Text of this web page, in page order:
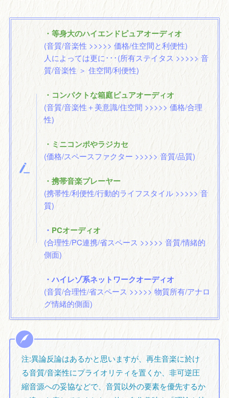
・等身大のハイエンドピュアオーディオ
(音質/音楽性 >>>>> 価格/住空間と利便性)
人によっては更に･･･(所有ステイタス >>>>> 音
質/音楽性 ＞ 住空間/利便性)
・コンパクトな箱庭ピュアオーディオ
(音質/音楽性＋美意識/住空間 >>>>> 価格/合理
性)
・ミニコンポやラジカセ
(価格/スペースファクター >>>>> 音質/品質)
・携帯音楽プレーヤー
(携帯性/利便性/行動的ライフスタイル >>>>> 音
質)
・ PCオーディオ
(合理性/PC連携/省スペース >>>>> 音質/情緒的
側面)
・ハイレゾ系ネットワークオーディオ
(音質/合理性/省スペース >>>>> 物質所有/アナロ
グ情緒的側面)
注:異論反論はあるかと思いますが、再生音楽に於け
る音質/音楽性にプライオリティを置くか、非可逆圧
縮音源への妥協などで、音質以外の要素を優先するか